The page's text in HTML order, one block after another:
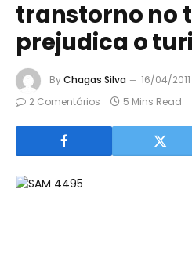
transtorno no
prejudica o
ByChagas Silva 16/04/2011
2 Comentários
5 Mins Read